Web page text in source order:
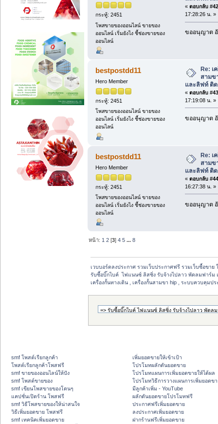
กระทู้: 2451
โพสขายของออนไลน์ ขายของ
ออนไลน์ เริ่มยังไง ชี้ช่องขายของ
ออนไลน์
« ตอบกลับ
17:28:26 น. »
ขออนุญาต
bestpostdd11
Hero Member
กระทู้: 2451
โพสขายของออนไลน์ ขายของ
ออนไลน์ เริ่มยังไง ชี้ช่องขายของ
ออนไลน์
Re: เ
สามข
และลิฟท์ ติ
« ตอบกลับ
17:19:08 น. »
ขออนุญาต
bestpostdd11
Hero Member
กระทู้: 2451
โพสขายของออนไลน์ ขายของ
ออนไลน์ เริ่มยังไง ชี้ช่องขายของ
ออนไลน์
Re: เ
สามข
และลิฟท์ ติ
« ตอบกลับ
16:27:38 น. »
ขออนุญาต
หน้า: 1 2 [3]4 5 ...8
เวบบอร์ดลงประกาศ รวมเว็บประกาศฟรี รวมเว็บซื้อขาย
รับซื้อบิ๊กไบค์  ไฟแนนซ์ ลิสซิ่ง รับจ้างไปลาว พัดลมฟาร์
เครื่องกั้นทางเดิน , เครื่องกั้นสามขา hip , ระบบควบคุม
smf โพสต์เรียกลูกค้า
โพสต์เรียกลูกค้าโพสฟรี
smf ขายของออนไลน์ให้ปัง
smf โพสต์ขายของ
smf เขียนโพสขายของโดนๆ
แคปชั่นเปิดร้าน โพสฟรี
smf วิธีโพสขายของให้น่าสนใจ
วิธีเพิ่มยอดขาย โพสฟรี
smf เทคนิคเพิ่มยอดขาย
เพิ่มยอดขายให้เข้าเป้า
โปรโมทผลักดันยอดขาย
โปรโมทแผนการเพิ่มยอดขายให้ได้ผล
โปรโมทวิธีการวางแผนการเพิ่มยอดข
มีลูกค้าเพิ่ม - YouTube
ผลักดันยอดขายโปรโมทฟรี
ประกาศฟรีเพิ่มยอดขาย
ลงประกาศเพิ่มยอดขาย
ฝากร้านฟรีเพิ่มยอดขาย